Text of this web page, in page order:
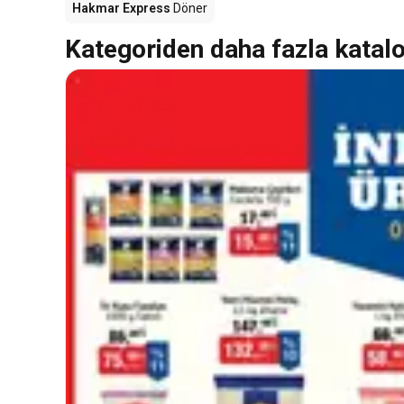
Hakmar Express Döner
Kategoriden daha fazla